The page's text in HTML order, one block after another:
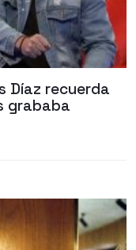
Díaz recuerda
grababa